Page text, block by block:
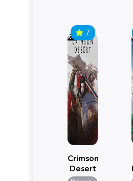
7
Crimson
Desert